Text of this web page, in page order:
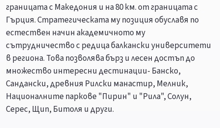
границата с Македония и на 80 км. от границата с
Гърция. Стратегическата му позиция обуславя по
естествен начин академичното му
сътрудничество с редица балкански университети
в региона. Това позволява бърз и лесен достъп до
множество интересни дестинации- Банско,
Сандански, древния Рилски манастир, Мелник,
Националните паркове "Пирин" и "Рила", Солун,
Серес, Щип, Битоля и други.